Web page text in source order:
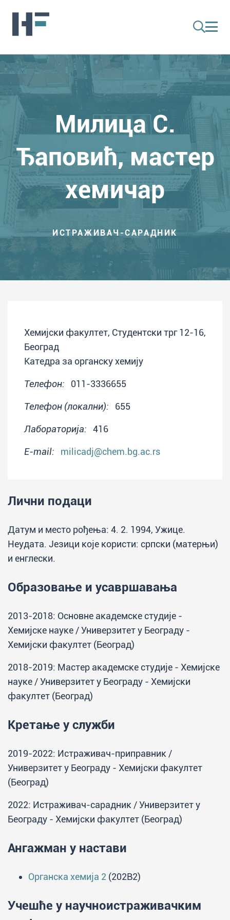
Милица С.
Ђаповић, мастер
хемичар
ИСТРАЖИВАЧ-САРАДНИК
Хемијски факултет, Студентски трг 12-16,
Београд
Катедра за органску хемију
Телефон: 011-3336655
Телефон (локални): 655
Лабораторија: 416
E-mail: milicadj@chem.bg.ac.rs
Лични подаци
Датум и место рођења: 4. 2. 1994, Ужице.
Неудата. Језици које користи: српски (матерњи)
и енглески.
Образовање и усавршавања
2013-2018: Основне академске студије -
Хемијске науке / Универзитет у Београду -
Хемијски факултет (Београд)
2018-2019: Мастер академске студије - Хемијске
науке / Универзитет у Београду - Хемијски
факултет (Београд)
Кретање у служби
2019-2022: Истраживач-приправник /
Универзитет у Београду - Хемијски факултет
(Београд)
2022: Истраживач-сарадник / Универзитет у
Београду - Хемијски факултет (Београд)
Ангажман у настави
Органска хемија 2 (202B2)
Учешће у научноистраживачким